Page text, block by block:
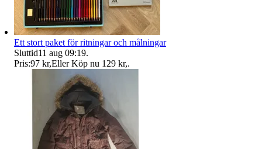
Ett stort paket för ritningar och målningar
Sluttid11 aug 09:19.
Pris:97 kr,Eller Köp nu 129 kr,.